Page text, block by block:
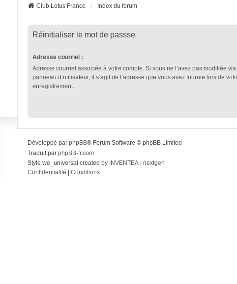
Club Lotus France Index du forum
Réinitialiser le mot de passse
Adresse courriel :
Adresse courriel associée à votre compte. Si vous ne l’avez pas modifiée via
panneau d’utilisateur, il s’agit de l’adresse que vous avez fournie lors de
enregistrement.
Développé par phpBB® Forum Software © phpBB Limited
Traduit par phpBB-fr.com
Style we_universal created by INVENTEA| nextgen
Confidentialité
Conditions